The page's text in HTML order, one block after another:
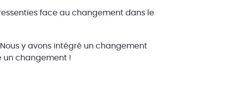
face au changement dans le
y avons intégré un changement
un changement !